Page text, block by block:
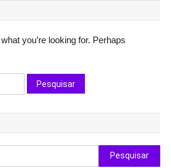
you’re looking for. Perhaps
Pesquisar